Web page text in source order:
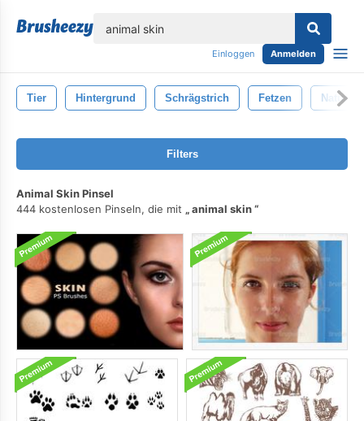
Einloggen Anmelden
Tier Hintergrund Schrägstrich Fetzen Natur
Filters
Animal Skin Pinsel
444 kostenlosen Pinseln, die mit
animal skin